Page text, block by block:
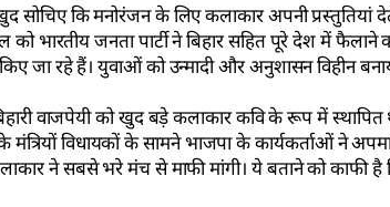
सोचिए कि मनोरंजन के लिए कलाकार अपनी
को भारतीय जनता पार्टी ने बिहार सहित पूरे देश में
जा रहे हैं। युवाओं को उन्मादी और अनुशासन विहीन
वाजपेयी को खुद बड़े कलाकार कवि के रूप में
मंत्रियों विधायकों के सामने भाजपा के कार्यकर्ताओं ने
ने सबसे भरे मंच से माफी मांगी। ये बताने को काफी